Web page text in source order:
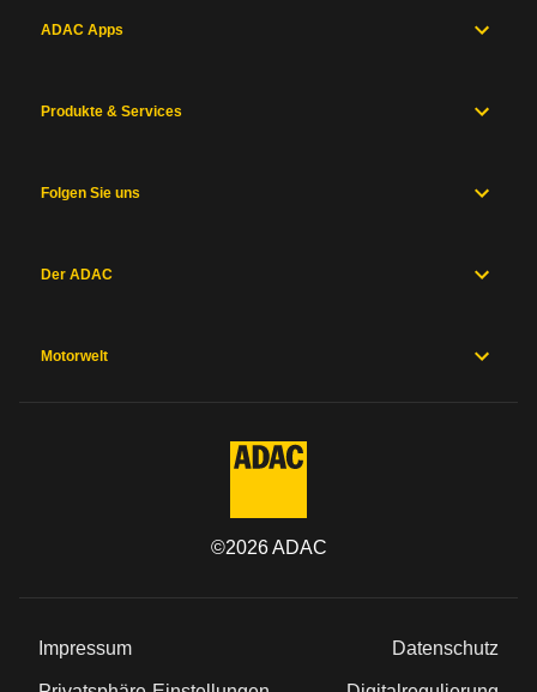
ADAC Apps
Produkte & Services
Folgen Sie uns
Der ADAC
Motorwelt
©2026ADAC
Impressum Datenschutz